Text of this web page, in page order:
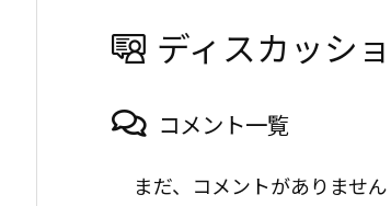
ディスカッシ
コメント一覧
まだ、コメントがありません